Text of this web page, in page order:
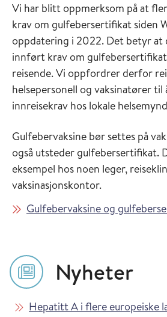
Vi har blitt oppmerksom på at
krav om gulfebersertifikat siden
oppdatering i 2022. Det betyr at
innført krav om
reisende. Vi oppfordrer derfor
helsepersonell og vaksinatører til
innreisekrav hos lokale
Gulfebervaksine bør settes på
også utsteder gulfebersertifikat.
eksempel hos noen leger,
vaksinasjonskontor.
Gulfebervaksine og
Nyheter
Les mer om
Hepatitt A i flere europeiske